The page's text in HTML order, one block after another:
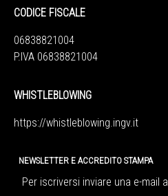
CODICE FISCALE
06838821004
P.IVA 06838821004
WHISTLEBLOWING
https://whistleblowing.ingv. it
NEWSLETTER E ACCREDITO STAMPA
Per iscriversi inviare una e-mail a